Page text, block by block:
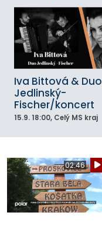
Iva Bittová & Duo
Jedlinský-
Fischer/koncert
15.9. 18:00, Celý MS kraj
02:46